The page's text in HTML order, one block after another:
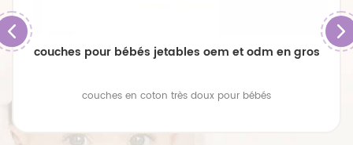
couches pour bébés jetables oem et odm en gros
couches en coton très doux pour bébés